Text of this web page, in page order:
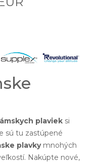
plaviek si
sú tu zastúpené
plavkymnohých
Nakúpte nové,